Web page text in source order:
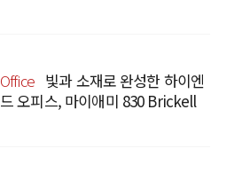
Office 빛과 소재로 완성한 하이엔
드 오피스, 마이애미 830 Brickell